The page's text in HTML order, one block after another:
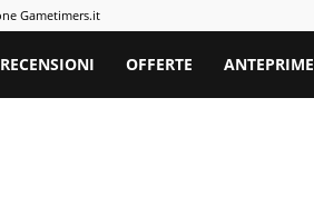
Gametimers.it
RECENSIONI OFFERTE ANTEPRIME